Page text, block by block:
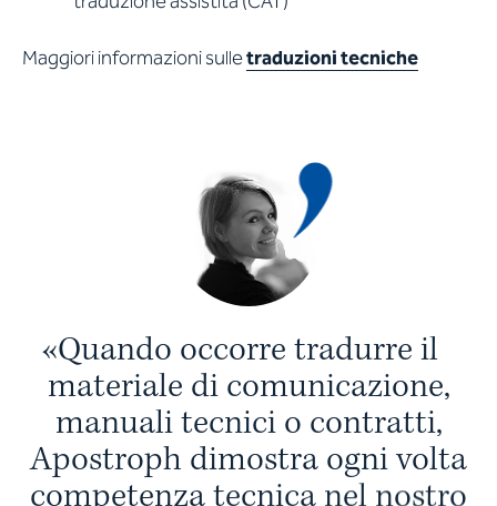
Maggiori informazioni sulletraduzioni tecniche
«Quando occorre tradurre il
materiale di comunicazione,
manuali tecnici o contratti,
Apostroph dimostra ogni volta
competenza tecnica nel nostro